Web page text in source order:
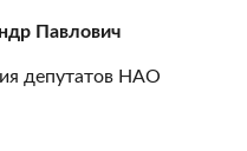
Павлович
депутатов НАО